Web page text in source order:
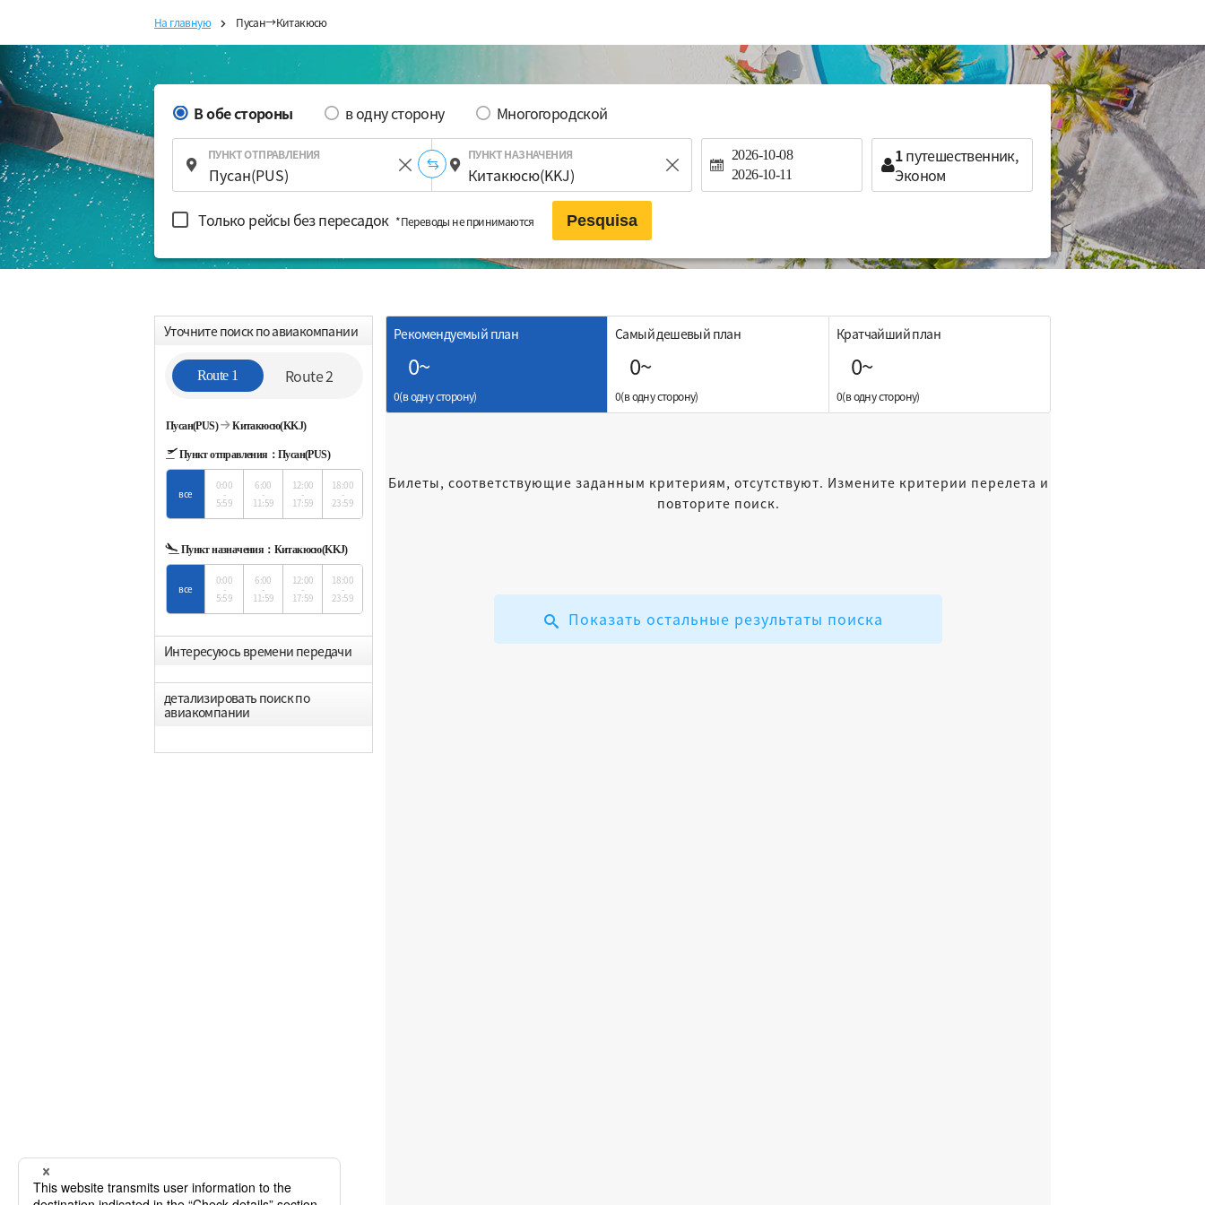
На главную Пусан→Китакюсю
В обе стороны в одну сторону Многогородской
ПУНКТ ОТПРАВЛЕНИЯ ПУНКТ НАЗНАЧЕНИЯ 2026-10-08
2026-10-11
1путешественник,
Эконом
Только рейсы без пересадок *Переводы не принимаются Pesquisa
Уточните поиск по авиакомпании
Route 1 Route 2
Пусан(PUS) Китакюсю(KKJ)
Пункт отправления：Пусан(PUS)
все
0:00
-
5:59
6:00
-
11:59
12:00
-
17:59
18:00
-
23:59
Пункт назначения： Китакюсю(KKJ)
все
0:00
-
5:59
6:00
-
11:59
12:00
-
17:59
18:00
-
23:59
Интересуюсь времени передачи
детализировать поиск по
авиакомпании
Рекомендуемый план
0~
0(в одну сторону)
Самый дешевый план
0~
0(в одну сторону)
Кратчайший план
0~
0(в одну сторону)
Билеты, соответствующие заданным критериям, отсутствуют. Измените критерии перелета и
повторите поиск.
Показать остальные результаты поиска